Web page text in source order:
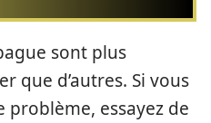
sont plus
que d’autres. Si vous
problème, essayez de